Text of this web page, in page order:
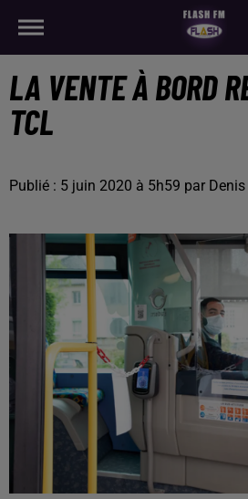
LA VENTE À BORD
TCL
Publié : 5 juin 2020 à 5h59 par